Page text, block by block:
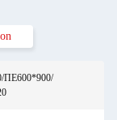
ΠΕ600*900/